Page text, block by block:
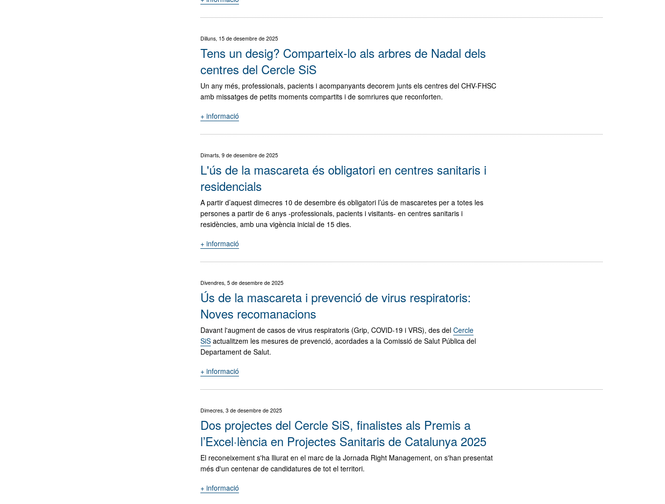
Casals,
presidenta
de
Societat
Catalana
de
i
Dilluns, 15 de desembre de 2025
Tens un desig? Comparteix-lo als arbres de Nadal dels
centres del Cercle SiS
Un any més, professionals, pacients i acompanyants decorem junts els centres del CHV-FHSC
amb missatges de petits moments compartits i de somriures que reconforten.
+ informació
desig?
lo
als
arbres
de
Nadal
dels
centres
Cercle
Dimarts, 9 de desembre de 2025
L'ús de la mascareta és obligatori en centres sanitaris i
residencials
A partir d’aquest dimecres 10 de desembre és obligatori l’ús de mascaretes per a totes les
persones a partir de 6 anys -professionals, pacients i visitants- en centres sanitaris i
residències, amb una vigència inicial de 15 dies.
+ informació
la
és
obligatori
centres
sanitaris
i
residencials"
Divendres, 5 de desembre de 2025
Ús de la mascareta i prevenció de virus respiratoris:
Noves recomanacions
Davant l'augment de casos de virus respiratoris (Grip, COVID-19 i VRS), des del Cercle
SiSactualitzem les mesures de prevenció, acordades a la Comissió de Salut Pública del
Departament de Salut.
+ informació
la
i
prevenció
de
virus
respiratoris:
Noves
Dimecres, 3 de desembre de 2025
Dos projectes del Cercle SiS, finalistes als Premis a
l’Excel·lència en Projectes Sanitaris de Catalunya 2025
El reconeixement s'ha lliurat en el marc de la Jornada Right Management, on s'han presentat
més d'un centenar de candidatures de tot el territori.
+ informació